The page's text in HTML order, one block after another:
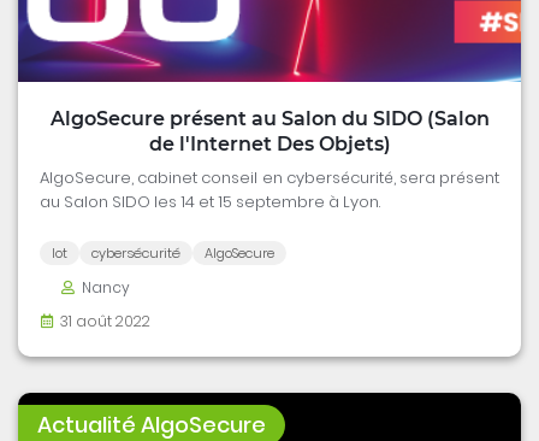
AlgoSecure présent au Salon du SIDO (Salon
de l'Internet Des Objets)
AlgoSecure, cabinet conseil en cybersécurité, sera présent
au Salon SIDO les 14 et 15 septembre à Lyon.
Iot cybersécurité AlgoSecure
Nancy
31 août 2022
Actualité AlgoSecure